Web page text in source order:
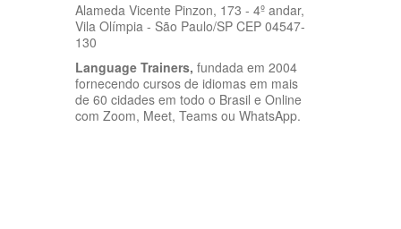
Alameda Vicente Pinzon, 173 - 4º andar,
Vila Olímpia - São Paulo/SP CEP 04547-
130
Language Trainers, fundada em 2004
fornecendo cursos de idiomas em mais
de 60 cidades em todo o Brasil e Online
com Zoom, Meet, Teams ou WhatsApp.